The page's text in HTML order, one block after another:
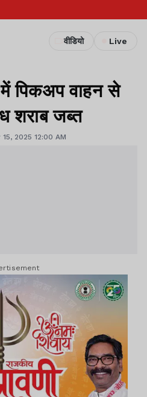
वीडियो Live
में पिकअप वाहन से
शराब जब्त
15, 2025 12:00 AM